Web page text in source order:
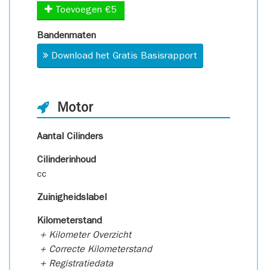
Toevoegen €5
Bandenmaten
Download het Gratis Basisrapport
Motor
Aantal Cilinders
Cilinderinhoud
cc
Zuinigheidslabel
Kilometerstand
+ Kilometer Overzicht
+ Correcte Kilometerstand
+ Registratiedata